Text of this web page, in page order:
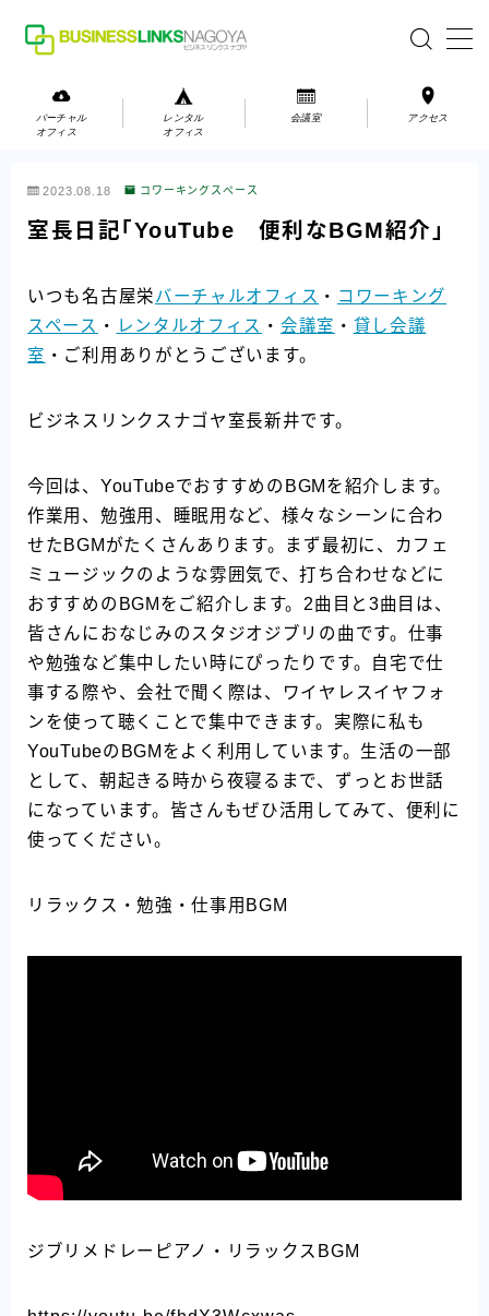
お問い合わせ
ご利用の流れ
会社案内
バーチャル
オフィス
レンタル
オフィス
会議室 アクセス
2023.08.18 コワーキングスペース
室長日記「YouTube 便利なBGM紹介」
いつも名古屋栄バーチャルオフィス ・ コワーキング
スペース ・ レンタルオフィス ・ 会議室 ・ 貸し会議
室 ・ご利用ありがとうございます。
ビジネスリンクスナゴヤ室長新井です。
今回は、YouTubeでおすすめのBGMを紹介します。
作業用、勉強用、睡眠用など、様々なシーンに合わ
せたBGMがたくさんあります。まず最初に、カフェ
ミュージックのような雰囲気で、打ち合わせなどに
おすすめのBGMをご紹介します。2曲目と3曲目は、
皆さんにおなじみのスタジオジブリの曲です。仕事
や勉強など集中したい時にぴったりです。自宅で仕
事する際や、会社で聞く際は、ワイヤレスイヤフォ
ンを使って聴くことで集中できます。実際に私も
YouTubeのBGMをよく利用しています。生活の一部
として、朝起きる時から夜寝るまで、ずっとお世話
になっています。皆さんもぜひ活用してみて、便利に
使ってください。
リラックス・勉強・仕事用BGM
ジブリメドレーピアノ・リラックスBGM